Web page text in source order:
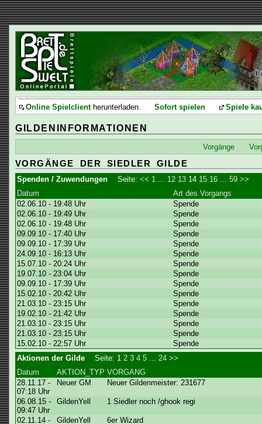
Online Spielclientherunterladen. Sofort spielen Spiele
GILDENINFORMATIONEN
Vorgänge
VORGÄNGE DER SIEDLER GILDE
Spenden / Zuwendungen Seite:<< 1 12 13 14 15 16 ...59 >>
Datum
Art des Vorgangs
02.06.10 - 19:48 Uhr
Spende
02.06.10 - 19:49 Uhr
Spende
02.06.10 - 19:48 Uhr
Spende
09.09.10 - 17:40 Uhr
Spende
09.09.10 - 17:39 Uhr
Spende
24.09.10 - 16:13 Uhr
Spende
15.07.10 - 20:24 Uhr
Spende
19.07.10 - 23:04 Uhr
Spende
09.09.10 - 17:39 Uhr
Spende
15.02.10 - 20:42 Uhr
Spende
21.03.10 - 23:15 Uhr
Spende
19.02.10 - 21:42 Uhr
Spende
21.03.10 - 23:15 Uhr
Spende
21.03.10 - 23:15 Uhr
Spende
15.02.10 - 22:57 Uhr
Spende
Aktionen der Gilde
Seite: 1 2 3 4 5 24 >>
Datum
AKTION_TYP VORGANG
28.11.17 -
07:18 Uhr
Neuer GM Neuer Gildenmeister: 231677
06.08.15 -
09:47 Uhr
GildenYell 1 Siedler noch /ghook regi
02.11.14 -
GildenYell 6er Wizard